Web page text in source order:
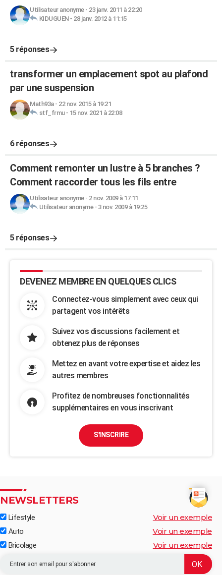
Utilisateur anonyme- 23 janv. 2011 à 22:20
KIDUGUEN- 28 janv. 2012 à 11:15
5 réponses
transformer un emplacement spot au plafond
par une suspension
Math93a- 22 nov. 2015 à 19:21
stf_frmu- 15 nov. 2021 à 22:08
6 réponses
Comment remonter un lustre à 5 branches ?
Comment raccorder tous les fils entre
Utilisateur anonyme- 2 nov. 2009 à 17:11
Utilisateur anonyme- 3 nov. 2009 à 19:25
5 réponses
DEVENEZ MEMBRE EN QUELQUES CLICS
Connectez-vous simplement avec ceux qui
partagent vos intérêts
Suivez vos discussions facilement et
obtenez plus de réponses
Mettez en avant votre expertise et aidez les
autres membres
Profitez de nombreuses fonctionnalités
supplémentaires en vous inscrivant
S'INSCRIRE
NEWSLETTERS
Lifestyle Voir un exemple
Auto Voir un exemple
Bricolage Voir un exemple